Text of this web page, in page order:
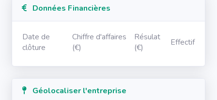
Données Financières
Date de
clôture
Chiffre d'affaires
(€)
Résulat
(€)
Effectif
Géolocaliser l'entreprise